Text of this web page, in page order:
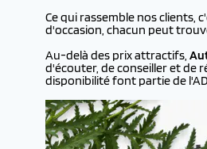
Ce qui rassemble nos clients,
d'occasion, chacun peut
Au-delà des prix attractifs,
d'écouter, de conseiller et de
disponibilité font partie de